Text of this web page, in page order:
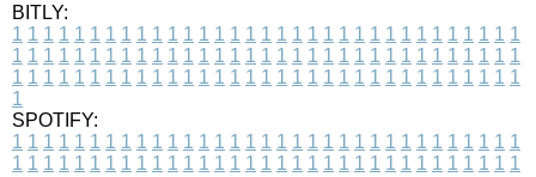
BITLY:
1 1 1 1 1 1 1 1 1 1 1 1 1 1 1 1 1 1 1 1 1 1 1 1 1 1 1 1 1 1 1 1 1
1 1 1 1 1 1 1 1 1 1 1 1 1 1 1 1 1 1 1 1 1 1 1 1 1 1 1 1 1 1 1 1 1
1 1 1 1 1 1 1 1 1 1 1 1 1 1 1 1 1 1 1 1 1 1 1 1 1 1 1 1 1 1 1 1 1
1
SPOTIFY:
1 1 1 1 1 1 1 1 1 1 1 1 1 1 1 1 1 1 1 1 1 1 1 1 1 1 1 1 1 1 1 1 1
1 1 1 1 1 1 1 1 1 1 1 1 1 1 1 1 1 1 1 1 1 1 1 1 1 1 1 1 1 1 1 1 1